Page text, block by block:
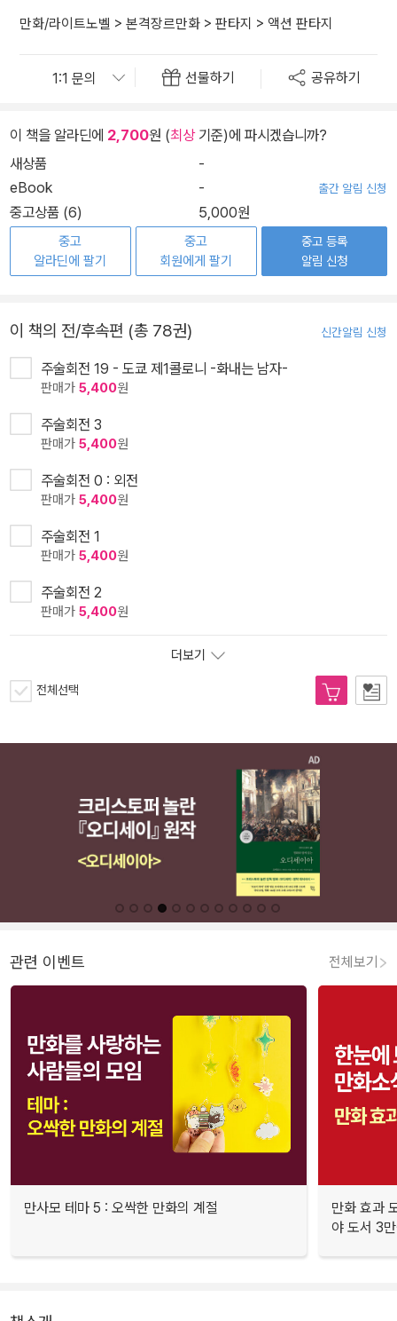
만화/라이트노벨 > 본격장르만화 > 판타지 > 액션 판타지
선물하기 공유하기
이 책을 알라딘에 2,700원 (최상기준)에 파시겠습니까?
새상품
-
eBook
- 출간 알림 신청
중고상품 (6) 5,000원
중고
알라딘에 팔기
중고
회원에게 팔기
중고 등록
알림 신청
이 책의 전/후속편 (총 78권) 신간알림 신청
주술회전 19 - 도쿄 제1콜로니 -화내는 남자-
판매가 5,400원
주술회전 3
판매가 5,400원
주술회전 0 : 외전
판매가 5,400원
주술회전 1
판매가 5,400원
주술회전 2
판매가 5,400원
더보기
전체선택
관련 이벤트 전체보기
만사모 테마 5 : 오싹한 만화의 계절
만화 효과
야 도서 3